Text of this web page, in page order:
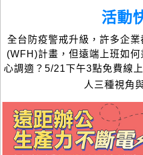
活動
全台防疫警戒升級，許多企
(WFH)計畫，但遠端上班如
心調適？5/21下午3點免費線
人三種視角